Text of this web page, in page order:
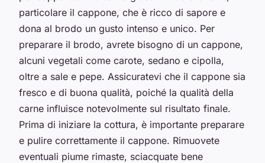
particolare il cappone, che è ricco di sapore e
dona al brodo un gusto intenso e unico. Per
preparare il brodo, avrete bisogno di un cappone,
alcuni vegetali come carote, sedano e cipolla,
oltre a sale e pepe. Assicuratevi che il cappone sia
fresco e di buona qualità, poiché la qualità della
carne influisce notevolmente sul risultato finale.
Prima di iniziare la cottura, è importante preparare
e pulire correttamente il cappone. Rimuovete
eventuali piume rimaste, sciacquate bene